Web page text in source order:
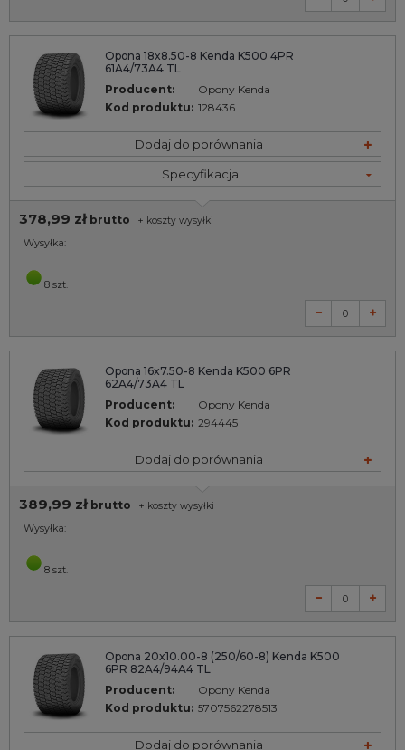
Opona 18x8.50-8 Kenda K500 4PR
61A4/73A4 TL
Producent:
Opony Kenda
Kod produktu: 128436
Dodaj do porównania
Specyfikacja
378,99 zł brutto + koszty wysyłki
Wysyłka:
8 szt.
Opona 16x7.50-8 Kenda K500 6PR
62A4/73A4 TL
Producent:
Opony Kenda
Kod produktu: 294445
Dodaj do porównania
389,99 zł brutto + koszty wysyłki
Wysyłka:
8 szt.
Opona 20x10.00-8 (250/60-8) Kenda K500
6PR 82A4/94A4 TL
Producent:
Opony Kenda
Kod produktu: 5707562278513
Dodaj do porównania